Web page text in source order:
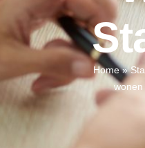
Home»
wonen